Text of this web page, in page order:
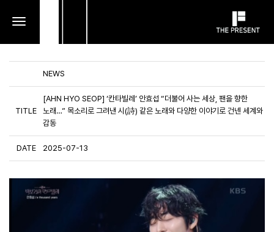
toggle
NEWS
TITLE
[AHN HYO SEOP] ‘칸타빌레’ 안효섭 “더불어 사는 세상, 팬을 향한
노래…” 목소리로 그려낸 시(詩) 같은 노래와 다양한 이야기로 건넨 세계와
감동
DATE 2025-07-13